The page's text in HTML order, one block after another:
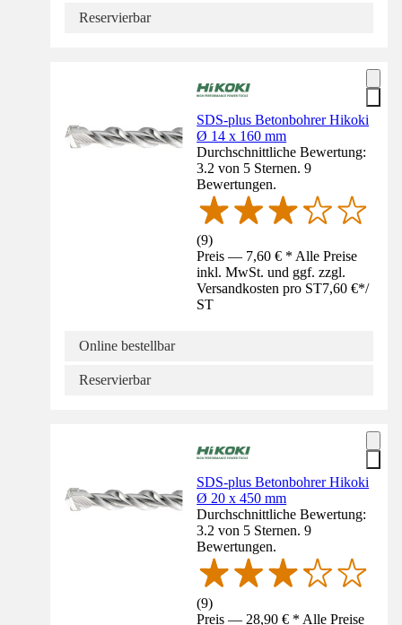
Reservierbar
SDS-plus Betonbohrer Hikoki
Ø 14 x 160 mm
Durchschnittliche Bewertung:
3.2 von 5 Sternen. 9
Bewertungen.
(9)
Preis — 7,60 € * Alle Preise
inkl. MwSt. und ggf. zzgl.
Versandkosten pro ST7,60 €*/
ST
Online bestellbar
Reservierbar
SDS-plus Betonbohrer Hikoki
Ø 20 x 450 mm
Durchschnittliche Bewertung:
3.2 von 5 Sternen. 9
Bewertungen.
(9)
Preis — 28,90 € * Alle Preise